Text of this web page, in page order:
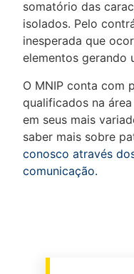
somatório das
isolados. Pelo
inesperada que
elementos gerando
O MNIP conta com
qualificados na
em seus mais
saber mais sobre
conosco através
comunicação.